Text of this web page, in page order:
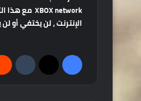
الإنترنت ، لن يختفي أو